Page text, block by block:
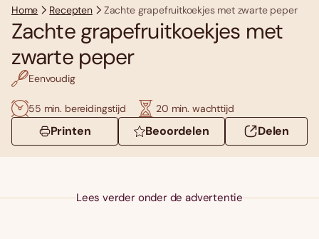
Home Recepten Zachte grapefruitkoekjes met zwarte peper
Zachte grapefruitkoekjes met
zwarte peper
Eenvoudig
55 min. bereidingstijd 20 min. wachttijd
Printen Beoordelen Delen
Lees verder onder de advertentie